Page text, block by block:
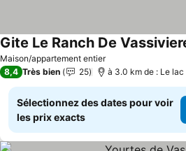
Maison/appartement entier
Gite Le Ranch De
8,4 Très bien 25 à 3.0 km de : Le
Sélectionnez des dates pour voir
les prix exacts